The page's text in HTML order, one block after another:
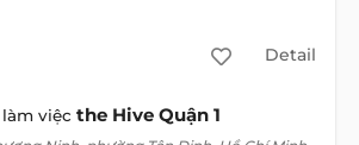
Detail
việc the Hive Quận 1